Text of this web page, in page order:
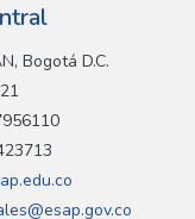
Bogotá D.C.